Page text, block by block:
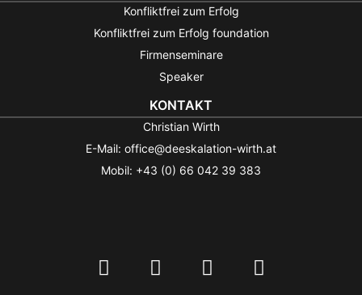
Konfliktfrei zum Erfolg
Konfliktfrei zum Erfolg foundation
Firmenseminare
Speaker
KONTAKT
Christian Wirth
E-Mail: office@deeskalation-wirth.at
Mobil: +43 (0) 66 042 39 383